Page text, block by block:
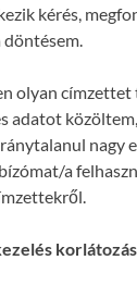
kérés,
olyan címzettet
adatot
nagy
a